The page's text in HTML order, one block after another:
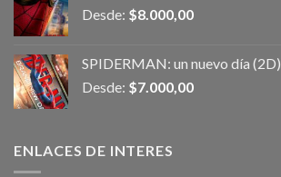
Desde: $8.000,00
SPIDERMAN: un nuevo día (2D)
Desde: $7.000,00
ENLACES DE INTERES